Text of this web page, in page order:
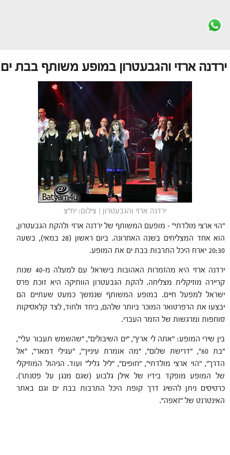
ירדנה ארזי והגבעטרון במופע משותף בבת ים
ירדנה ארזי והגבעטרון | צילום: יח"צ
"הוי ארצי מולדתי" – מופעם המשותף של ירדנה ארזי ולהקת הגבעטרון,
הוא אחד המצליחים בשנה האחרונה. ביום ראשון (28 במאי), בשעה
20:30 יארח היכל התרבות בבת ים את המופע.
ירדנה ארזי היא מהזמרות האהובות בישראל עם למעלה מ-40 שנות
קריירה מוזיקלית מצליחה. להקת הגבעטרון הוותיקה היא זוכת פרס
ישראל למפעל חיים. במופע המשותף שנמשך כמעט שעתיים הם
יבצעו את הרפרטואר המוכר ביותר שלהם, ביחד ולחוד, לצד קלאסיקות
סוחפות ומרגשות של הזמר העברי.
בין שירי המופע: "אתה לי ארץ", "ים השיבולים", "שהשמש תעבור עלי",
"בת 60", "דרישת שלום", "מה אומרת עינייך", "עגילי דמאר", "אל
הדרך", "הוי ארצי מולדתי", "חופים", "ליל גליל" ועוד. הניהול המוזיקלי
של המופע מופקד בידיו של אילן גלבוע (שגם מנגן על פסנתר).
כרטיסים ניתן להשיג דרך קופת היכל התרבות בבת ים וגם באתר
האינטרנט של "זאפה".